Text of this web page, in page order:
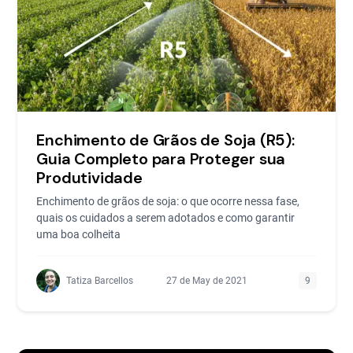
Enchimento de Grãos de Soja (R5):
Guia Completo para Proteger sua
Produtividade
Enchimento de grãos de soja: o que ocorre nessa fase,
quais os cuidados a serem adotados e como garantir
uma boa colheita
Tatiza Barcellos 27 de May de 2021 9